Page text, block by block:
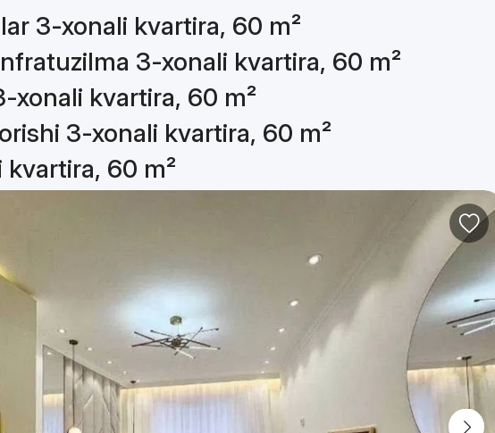
3-xonali kvartira, 60 m²
3-xonali kvartira, 60 m²
xonali kvartira, 60 m²
3-xonali kvartira, 60 m²
60 m²